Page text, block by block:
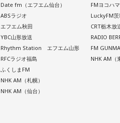
Date fm（エフエム仙台）
ABSラジオ
エフエム秋田
YBC山形放送
Rhythm Station エフエム山形
RFCラジオ福島
ふくしまFM
NHK AM（札幌）
NHK AM（仙台）
FMヨコハマ
LuckyFM茨
CRT栃木放
RADIO
FM GUNMA
NHK AM（